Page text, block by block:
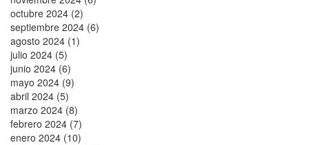
octubre 2024 (2)
septiembre 2024 (6)
agosto 2024 (1)
julio 2024 (5)
junio 2024 (6)
mayo 2024 (9)
abril 2024 (5)
marzo 2024 (8)
febrero 2024 (7)
enero 2024 (10)